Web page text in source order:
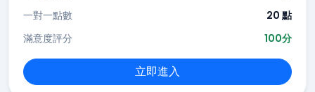
一對一點數
20 點
滿意度評分
100分
立即進入